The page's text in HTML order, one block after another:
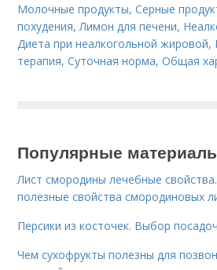
Молочные продукты,Серные
похудения,Лимон для печени,
Диета при неалкогольной жировой,
терапия,Суточная норма,Общая
Популярные
Лист смородины лечебные
полезные свойства смородиновых
Персики из косточек. Выбор
Чем сухофрукты полезны для